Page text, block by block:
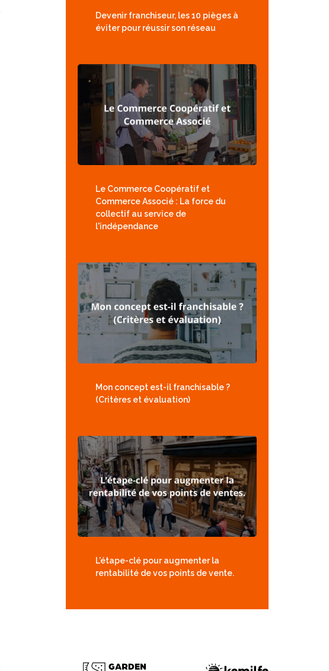
Devenir franchiseur, les 10 pièges à
éviter pour réussir son réseau
Le Commerce Coopératif et
Commerce Associé : La force du
collectif au service de
l'indépendance
Mon concept est-il franchisable ?
(Critères et évaluation)
L’étape-clé pour augmenter la
rentabilité de vos points de vente.